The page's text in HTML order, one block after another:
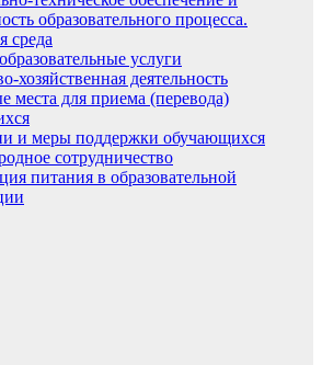
образовательного процесса.
среда
услуги
хозяйственная деятельность
места для приема (перевода)
и меры поддержки обучающихся
сотрудничество
питания в образовательной